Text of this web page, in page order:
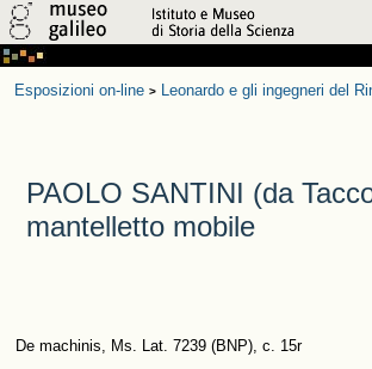
Esposizioni on-line > Leonardo e gli ingegneri del
PAOLO SANTINI (da
mantelletto mobile
De machinis, Ms. Lat. 7239 (BNP), c. 15r